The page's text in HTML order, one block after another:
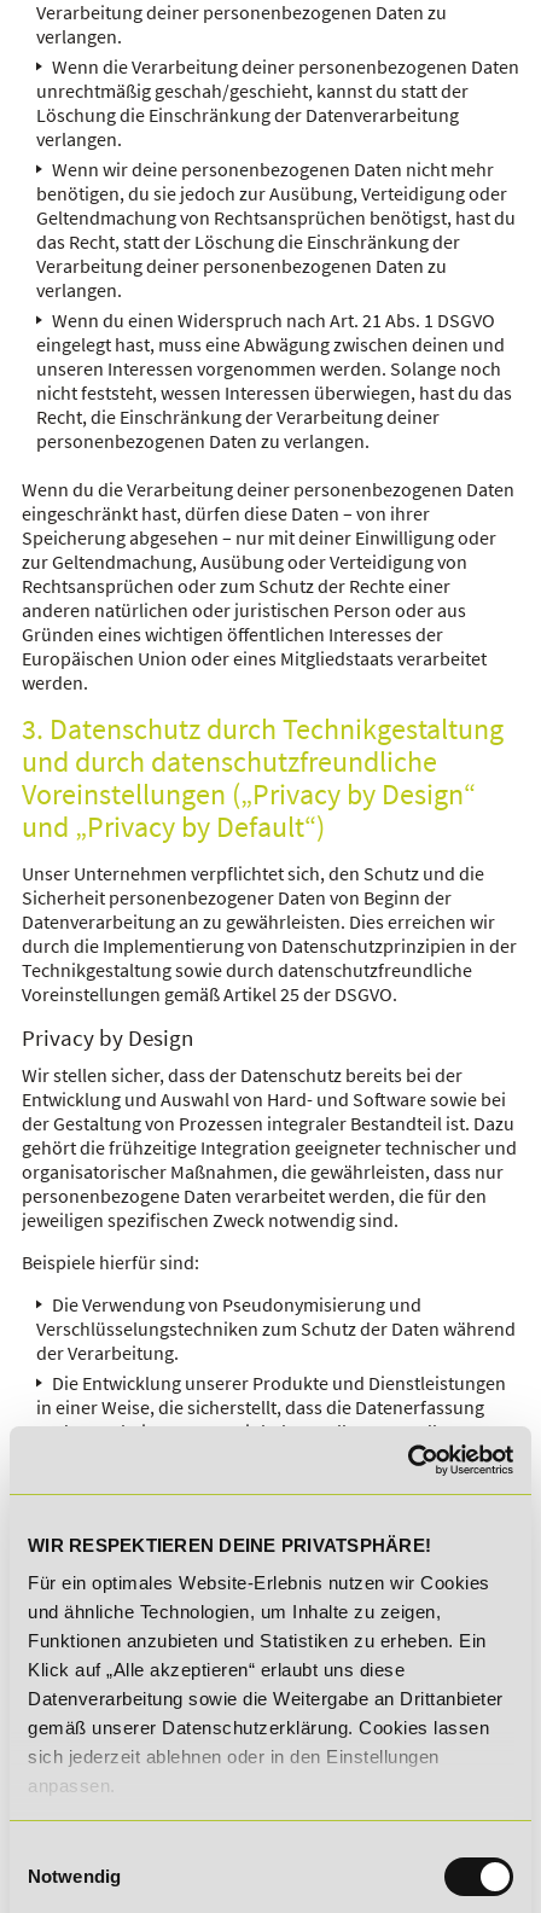
WIR RESPEKTIEREN DEINE PRIVATSPHÄRE!
Für ein optimales Website-Erlebnis nutzen wir Cookies
und ähnliche Technologien, um Inhalte zu zeigen,
Funktionen anzubieten und Statistiken zu erheben. Ein
Klick auf „Alle akzeptieren“ erlaubt uns diese
Datenverarbeitung sowie die Weitergabe an Drittanbieter
gemäß unserer Datenschutzerklärung. Cookies lassen
sich jederzeit ablehnen oder in den Einstellungen
anpassen.
Notwendig
Verarbeitung deiner personenbezogenen Daten zu
verlangen.
Wenn die Verarbeitung deiner personenbezogenen Daten
unrechtmäßig geschah/geschieht, kannst du statt der
Löschung die Einschränkung der Datenverarbeitung
verlangen.
Wenn wir deine personenbezogenen Daten nicht mehr
benötigen, du sie jedoch zur Ausübung, Verteidigung oder
Geltendmachung von Rechtsansprüchen benötigst, hast du
das Recht, statt der Löschung die Einschränkung der
Verarbeitung deiner personenbezogenen Daten zu
verlangen.
Wenn du einen Widerspruch nach Art. 21 Abs. 1 DSGVO
eingelegt hast, muss eine Abwägung zwischen deinen und
unseren Interessen vorgenommen werden. Solange noch
nicht feststeht, wessen Interessen überwiegen, hast du das
Recht, die Einschränkung der Verarbeitung deiner
personenbezogenen Daten zu verlangen.
Wenn du die Verarbeitung deiner personenbezogenen Daten
eingeschränkt hast, dürfen diese Daten – von ihrer
Speicherung abgesehen – nur mit deiner Einwilligung oder
zur Geltendmachung, Ausübung oder Verteidigung von
Rechtsansprüchen oder zum Schutz der Rechte einer
anderen natürlichen oder juristischen Person oder aus
Gründen eines wichtigen öffentlichen Interesses der
Europäischen Union oder eines Mitgliedstaats verarbeitet
werden.
3. Datenschutz durch Technikgestaltung
und durch datenschutzfreundliche
Voreinstellungen („Privacy by Design“
und „Privacy by Default“)
Unser Unternehmen verpflichtet sich, den Schutz und die
Sicherheit personenbezogener Daten von Beginn der
Datenverarbeitung an zu gewährleisten. Dies erreichen wir
durch die Implementierung von Datenschutzprinzipien in der
Technikgestaltung sowie durch datenschutzfreundliche
Voreinstellungen gemäß Artikel 25 der DSGVO.
Privacy by Design
Wir stellen sicher, dass der Datenschutz bereits bei der
Entwicklung und Auswahl von Hard- und Software sowie bei
der Gestaltung von Prozessen integraler Bestandteil ist. Dazu
gehört die frühzeitige Integration geeigneter technischer und
organisatorischer Maßnahmen, die gewährleisten, dass nur
personenbezogene Daten verarbeitet werden, die für den
jeweiligen spezifischen Zweck notwendig sind.
Beispiele hierfür sind:
Die Verwendung von Pseudonymisierung und
Verschlüsselungstechniken zum Schutz der Daten während
der Verarbeitung.
Die Entwicklung unserer Produkte und Dienstleistungen
in einer Weise, die sicherstellt, dass die Datenerfassung
und -verarbeitung unter Einhaltung aller anwendbaren
Privacy by Default
Standardmäßig stellen wir sicher, dass nur die
spezifische Funktion unbedingt erforderlich sind. Ohne
ausdrückliche Zustimmung des Nutzers werden keine
weiteren Daten erfasst. Einstellungen, die den Datenschutz
der Nutzer betreffen, sind standardmäßig auf ein Maximum
an Privatsphäre gesetzt.
Beispiele hierfür sind:
Automatische Deaktivierung bestimmter
Datensammelfunktionen in unseren Apps und
Webdiensten.
Bereitstellung unnötiger personenbezogener Daten